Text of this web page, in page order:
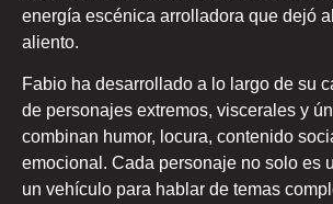
energía escénica arrolladora que dejó
aliento.
Fabio ha desarrollado a lo largo de su
de personajes extremos, viscerales y
combinan humor, locura, contenido
emocional. Cada personaje no solo es
un vehículo para hablar de temas